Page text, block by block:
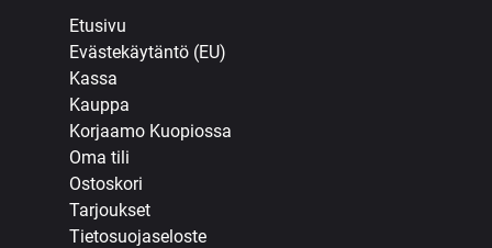
Etusivu
Evästekäytäntö (EU)
Kassa
Kauppa
Korjaamo Kuopiossa
Oma tili
Ostoskori
Tarjoukset
Tietosuojaseloste